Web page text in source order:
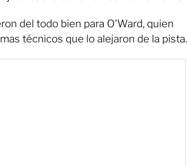
del todo bien para O'Ward, quien
técnicos que lo alejaron de la pista.